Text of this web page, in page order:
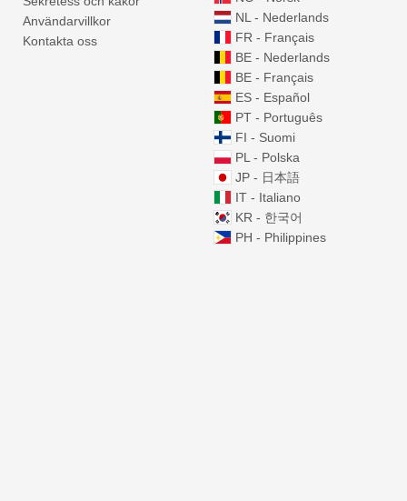
Användarvillkor
Kontakta oss
NL - Nederlands
FR - Français
BE - Nederlands
BE - Français
ES - Español
PT - Português
FI - Suomi
PL - Polska
JP - 日本語
IT - Italiano
KR - 한국어
PH - Philippines